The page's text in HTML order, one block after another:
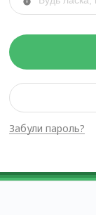
Забули пароль?